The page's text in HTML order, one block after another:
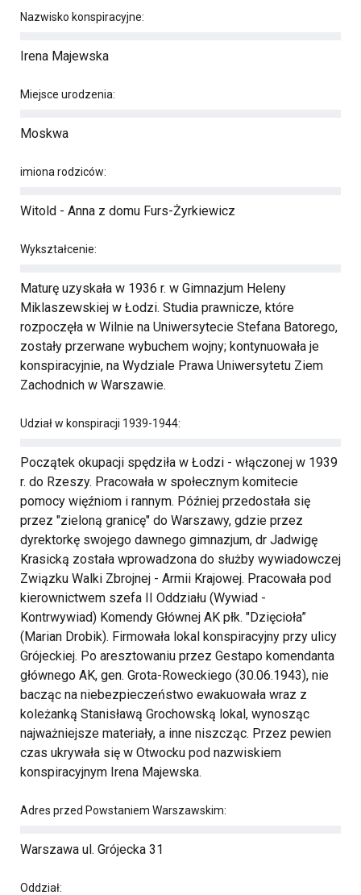
Nazwisko konspiracyjne:
Irena Majewska
Miejsce urodzenia:
Moskwa
imiona rodziców:
Witold - Anna z domu Furs-Żyrkiewicz
Wykształcenie:
Maturę uzyskała w 1936 r. w Gimnazjum Heleny
Miklaszewskiej w Łodzi. Studia prawnicze, które
rozpoczęła w Wilnie na Uniwersytecie Stefana Batorego,
zostały przerwane wybuchem wojny; kontynuowała je
konspiracyjnie, na Wydziale Prawa Uniwersytetu Ziem
Zachodnich w Warszawie.
Udział w konspiracji 1939-1944:
Początek okupacji spędziła w Łodzi - włączonej w 1939
r. do Rzeszy. Pracowała w społecznym komitecie
pomocy więźniom i rannym. Później przedostała się
przez "zieloną granicę" do Warszawy, gdzie przez
dyrektorkę swojego dawnego gimnazjum, dr Jadwigę
Krasicką została wprowadzona do służby wywiadowczej
Związku Walki Zbrojnej - Armii Krajowej. Pracowała pod
kierownictwem szefa II Oddziału (Wywiad -
Kontrwywiad) Komendy Głównej AK płk. "Dzięcioła”
(Marian Drobik). Firmowała lokal konspiracyjny przy ulicy
Grójeckiej. Po aresztowaniu przez Gestapo komendanta
głównego AK, gen. Grota-Roweckiego (30.06.1943), nie
bacząc na niebezpieczeństwo ewakuowała wraz z
koleżanką Stanisławą Grochowską lokal, wynosząc
najważniejsze materiały, a inne niszcząc. Przez pewien
czas ukrywała się w Otwocku pod nazwiskiem
konspiracyjnym Irena Majewska.
Adres przed Powstaniem Warszawskim:
Warszawa ul. Grójecka 31
Oddział: